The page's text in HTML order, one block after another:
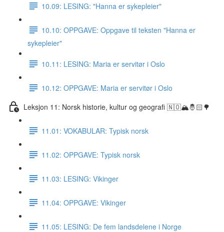
10.09: LESING: "Hanna er sykepleier"
10.10: OPPGAVE: Oppgave til teksten "Hanna er
sykepleier"
10.11: LESING: Maria er servitør i Oslo
10.12: OPPGAVE: Maria er servitør i Oslo
Leksjon 11: Norsk historie, kultur og geografi 🇳🇴🏔🤴🏻🌳
11.01: VOKABULAR: Typisk norsk
11.02: OPPGAVE: Typisk norsk
11.03: LESING: Vikinger
11.04: OPPGAVE: Vikinger
11.05: LESING: De fem landsdelene i Norge